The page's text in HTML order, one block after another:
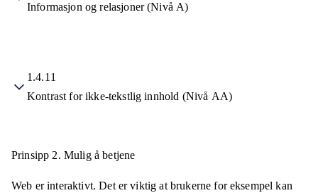
Informasjon og relasjoner (Nivå A)
1.4.11
Kontrast for ikke-tekstlig innhold (Nivå AA)
Prinsipp 2. Mulig å betjene
Web er interaktivt. Det er viktig at brukerne for eksempel kan